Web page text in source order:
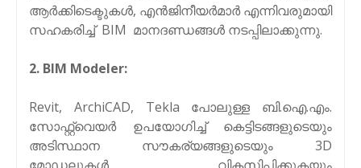
ആർക്കിടെക്ടുകൾ, എൻജിനീയർമാർ എന്നിവരുമായി
സഹകരിച്ച് BIM മാനദണ്ഡങ്ങൾ നടപ്പിലാക്കുന്നു.
2. BIM Modeler:
Revit, ArchiCAD, Tekla പോലുള്ള ബി.ഐ.എം.
സോഫ്റ്റ്‌വെയർ ഉപയോഗിച്ച് കെട്ടിടങ്ങളുടെയും
അടിസ്ഥാന സൗകര്യങ്ങളുടെയും 3D
മോഡലുകൾ വികസിപ്പിക്കുകയും